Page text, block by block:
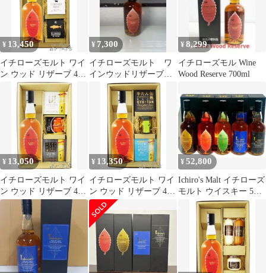
¥ 13,450
イチローズモルト ワイ
ン ウッド リザーブ 46
度 700ml ＋ 缶詰おつま
み3種セット 【 9321 】
【 ウィスキー・おつま
みセット 】【 送料無料
¥ 7,300
イチローズモルト ワ
インウッドリザーブ
未開封
¥8,299
イチローズモル Wine
Wood Reserve 700ml
¥ 13,050
イチローズモルト ワイ
ン ウッド リザーブ 46
度 700ml ＋ クリームチ
ーズ2種 + めんたい豚
角煮セット 【 9318 】
【 ウィスキー・おつま
みセット 】【 送料無料
¥ 13,350
イチローズモルト ワイ
ン ウッド リザーブ 46
度 700ml ＋ おつまみ3
種セット 【 9320 】 【
ウィスキー・おつまみ
セット 】【 送料無料
】
¥52,800
Ichiro's Malt イチローズ
モルト ウイスキー 5本
セット